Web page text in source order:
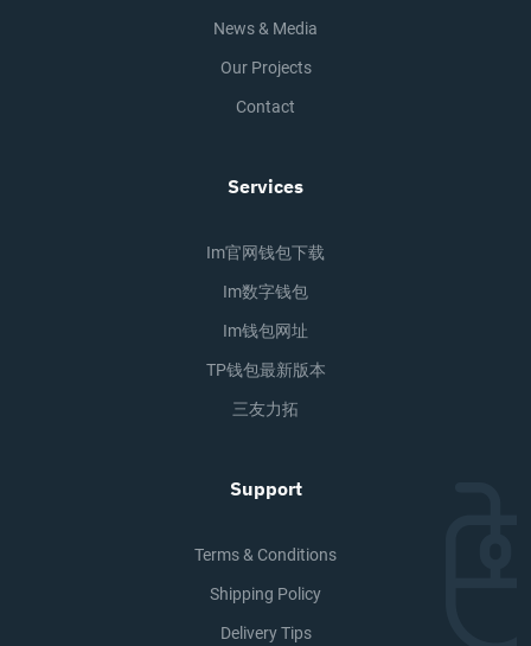
News & Media
Our Projects
Contact
Services
Im官网钱包下载
Im数字钱包
Im钱包网址
TP钱包最新版本
三友力拓
Support
Terms & Conditions
Shipping Policy
Delivery Tips